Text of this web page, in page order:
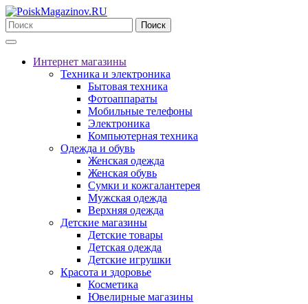
Поиск
Интернет магазины
Техника и электроника
Бытовая техника
Фотоаппараты
Мобильные телефоны
Электроника
Компьютерная техника
Одежда и обувь
Женская одежда
Женская обувь
Сумки и кожгалантерея
Мужская одежда
Верхняя одежда
Детские магазины
Детские товары
Детская одежда
Детские игрушки
Красота и здоровье
Косметика
Ювелирные магазины